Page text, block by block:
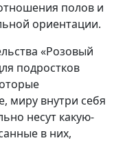
полов и
ориентации.
«Розовый
подростков
миру внутри себя
несут какую-
в них,